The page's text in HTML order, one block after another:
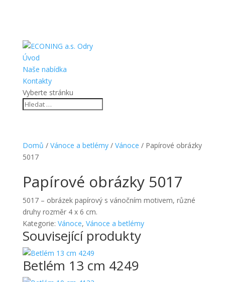
Úvod
Naše nabídka
Kontakty
Vyberte stránku
Domů / Vánoce a betlémy/ Vánoce / Papírové obrázky
5017
Papírové obrázky 5017
5017 – obrázek papírový s vánočním motivem, různé
druhy rozměr 4 x 6 cm.
Kategorie: Vánoce, Vánoce a betlémy
Související produkty
Betlém 13 cm 4249